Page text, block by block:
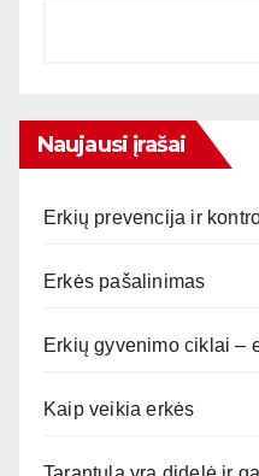
Naujausi įrašai
Erkių prevencija ir
Erkės pašalinimas
Erkių gyvenimo ciklai –
Kaip veikia erkės